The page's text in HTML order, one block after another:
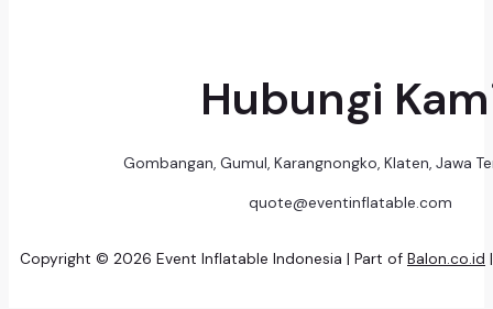
Hubungi
Gombangan, Gumul, Karangnongko, Klaten, Jawa
quote@eventinflatable.com
Copyright © 2026 Event Inflatable Indonesia | Part of Balon.co.id